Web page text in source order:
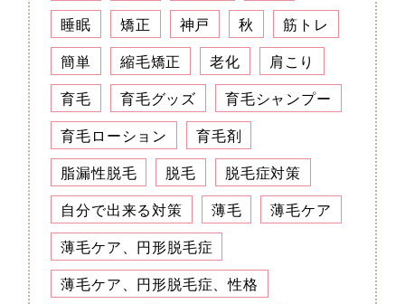
睡眠
矯正 神戸 秋
筋トレ
簡単
縮毛矯正 老化
肩こり
育毛
育毛グッズ
育毛シャンプー
育毛ローション
育毛剤
脂漏性脱毛
脱毛
脱毛症対策
自分で出来る対策
薄毛
薄毛ケア
薄毛ケア、円形脱毛症
薄毛ケア、円形脱毛症、性格